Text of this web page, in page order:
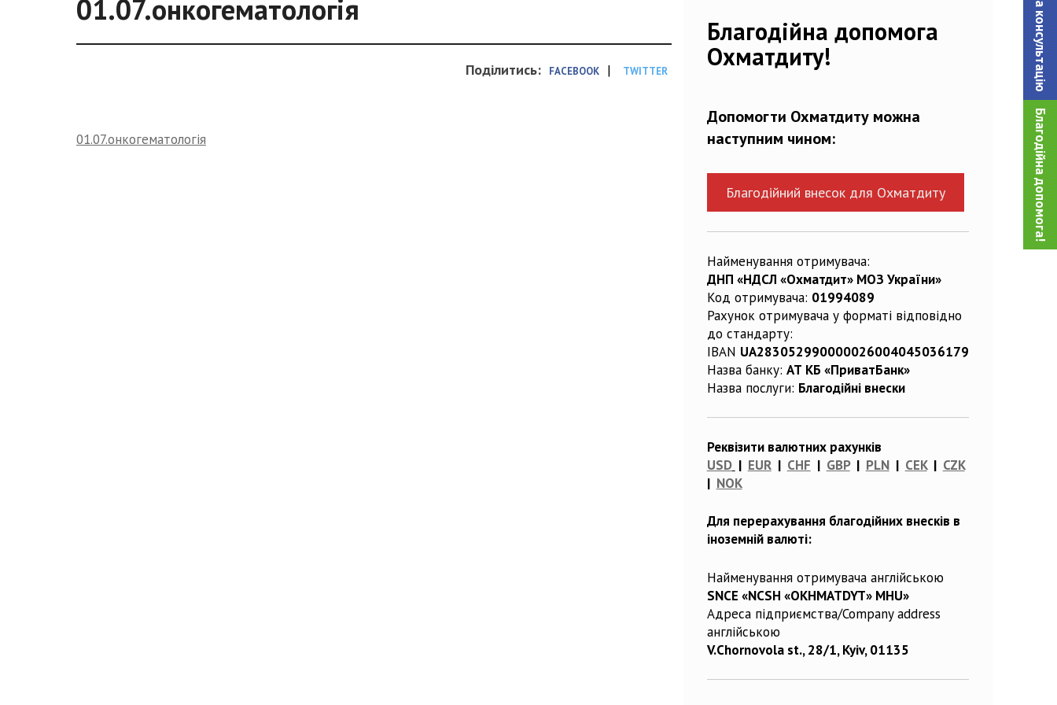
Благодійна допомога!
01.07.онкогематологія
Поділитись: FACEBOOK | TWITTER
01.07.онкогематологія
Благодійна допомога
Охматдиту!
Допомогти Охматдиту можна
наступним чином:
Благодійний внесок для Охматдиту
Найменування отримувача:
ДНП «НДСЛ «Охматдит» МОЗ України»
Код отримувача: 01994089
Рахунок отримувача у форматі відповідно
до стандарту:
IBAN UA283052990000026004045036179
Назва банку: АТ КБ «ПриватБанк»
Назва послуги: Благодійні внески
Реквізити валютних рахунків
USD | EUR| CHF | GBP| PLN| CEK| CZK
| NOK
Для перерахування благодійних внесків в
іноземній валюті:
Найменування отримувача англійською
SNCE «NCSH «OKHMATDYT» MHU»
Адреса підприємства/Company address
англійською
V.Chornovola st., 28/1, Kyiv, 01135